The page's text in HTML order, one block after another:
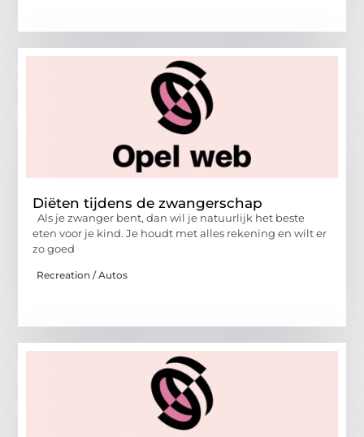
Diëten tijdens de zwangerschap
Als je zwanger bent, dan wil je natuurlijk het beste
eten voor je kind. Je houdt met alles rekening en wilt er
zo goed
Recreation / Autos